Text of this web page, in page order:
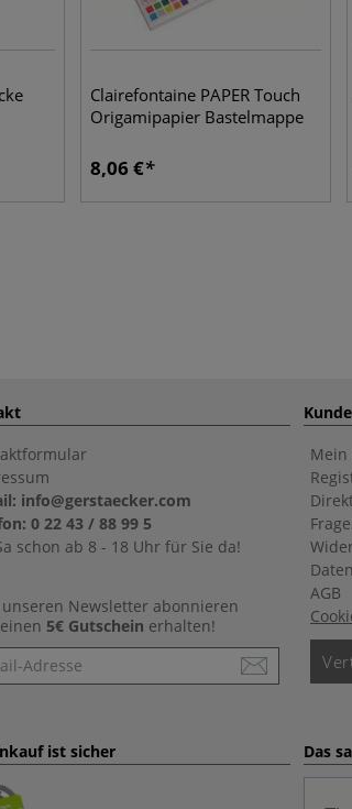
Clairefontaine PAPER Touch
Origamipapier Bastelmappe
8,06 €
info@gerstaecker.com
0 22 43 / 88 99 5
schon ab 8 - 18 Uhr für Sie da!
unseren Newsletter abonnieren
5€ Gutschein erhalten!
Mein
AGB
ist sicher Das